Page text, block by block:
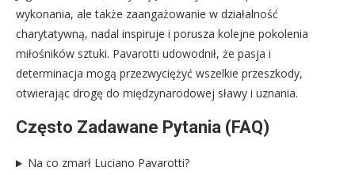
wykonania, ale także zaangażowanie w działalność
charytatywną, nadal inspiruje i porusza kolejne pokolenia
miłośników sztuki. Pavarotti udowodnił, że pasja i
determinacja mogą przezwyciężyć wszelkie przeszkody,
otwierając drogę do międzynarodowej sławy i uznania.
Często Zadawane Pytania (FAQ)
Na co zmarł Luciano Pavarotti?